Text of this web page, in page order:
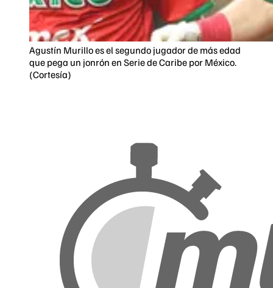
Agustín Murillo es el segundo jugador de más edad
que pega un jonrón en Serie de Caribe por México.
(Cortesía)